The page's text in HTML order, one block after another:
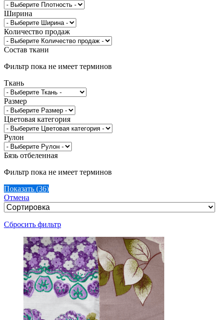
Ширина
Количество продаж
Состав ткани
Фильтр пока не имеет терминов
Ткань
Размер
Цветовая категория
Рулон
Бязь отбеленная
Фильтр пока не имеет терминов
Показать (36)
Отмена
Сбросить фильтр